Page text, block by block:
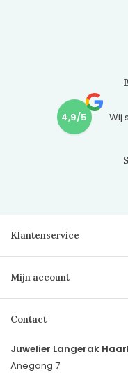
4,9/5 Wij
Klantenservice
Mijn account
Contact
Juwelier Langerak
Anegang 7